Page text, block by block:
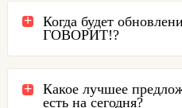
Когда будет
ГОВОРИТ!?
Какое лучшее
есть на сегодня?